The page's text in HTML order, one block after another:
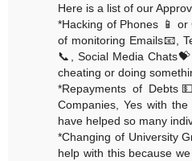
Here is a list of our
*Hacking of Phones 📱
of monitoring Emails📧,
📞, Social Media
cheating or doing
*Repayments of
Companies, Yes with
have helped so many
*Changing of University
help with this because